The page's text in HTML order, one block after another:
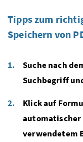
Tipps zum
Speichern von
Suche nach
Suchbegriff
Klick auf
automatischer
verwendetem